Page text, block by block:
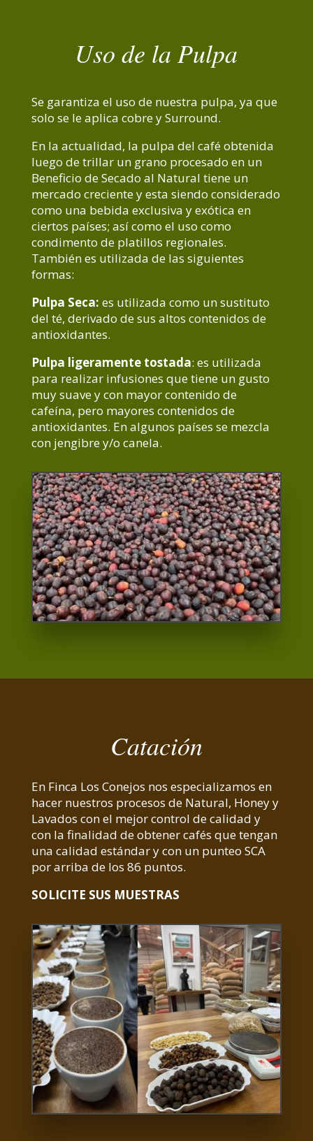
Uso de la Pulpa
Se garantiza el uso de nuestra pulpa, ya que
solo se le aplica cobre y Surround.
En la actualidad, la pulpa del café obtenida
luego de trillar un grano procesado en un
Beneficio de Secado al Natural tiene un
mercado creciente y esta siendo considerado
como una bebida exclusiva y exótica en
ciertos países; así como el uso como
condimento de platillos regionales.
También es utilizada de las siguientes
formas:
Pulpa Seca: es utilizada como un sustituto
del té, derivado de sus altos contenidos de
antioxidantes.
Pulpa ligeramente tostada: es utilizada
para realizar infusiones que tiene un gusto
muy suave y con mayor contenido de
cafeína, pero mayores contenidos de
antioxidantes. En algunos países se mezcla
con jengibre y/o canela.
Catación
En Finca Los Conejos nos especializamos en
hacer nuestros procesos de Natural, Honey y
Lavados con el mejor control de calidad y
con la finalidad de obtener cafés que tengan
una calidad estándar y con un punteo SCA
por arriba de los 86 puntos.
SOLICITE SUS MUESTRAS